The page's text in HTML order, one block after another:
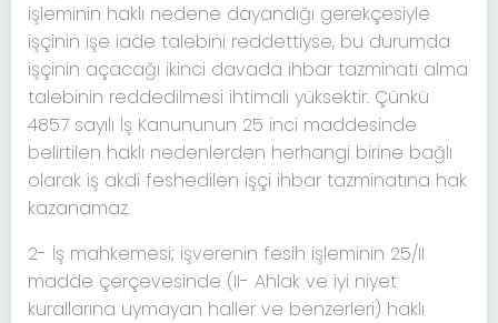
işleminin haklı nedene dayandığı gerekçesiyle
işçinin işe iade talebini reddettiyse, bu durumda
işçinin açacağı ikinci davada ihbar tazminatı alma
talebinin reddedilmesi ihtimali yüksektir. Çünkü
4857 sayılı İş Kanununun 25 inci maddesinde
belirtilen haklı nedenlerden herhangi birine bağlı
olarak iş akdi feshedilen işçi ihbar tazminatına hak
kazanamaz.
2- İş mahkemesi; işverenin fesih işleminin 25/II
madde çerçevesinde (II- Ahlak ve iyi niyet
kurallarına uymayan haller ve benzerleri) haklı